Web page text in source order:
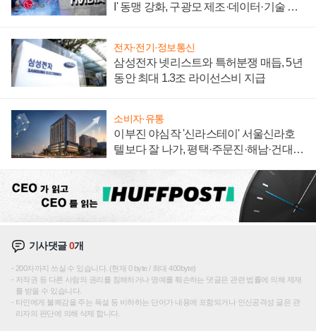
I' 동맹 강화, 구광모 제조·데이터·기술 결
전자·전기·정보통신
삼성전자 넷리스트와 특허분쟁 매듭, 5년
동안 최대 1.3조 라이선스비 지급
소비자·유통
이부진 야심작 '신라스테이' 서울신라호
텔보다 잘 나가, 평택·주문진·해남·건대로
기사댓글0개
200자까지 쓰실 수 있습니다. (현재 0 byte / 최대 400byte)
저작권 등 다른 사람의 권리를 침해하거나 명예를 훼손하는 댓글은 관련 법률에 의해 제재
를 받을 수 있습니다.
타인에게 불쾌감을 주는 욕설 등 비하하는 단어가 내용에 포함되거나 인신공격성 글은 관
리자의 판단에 의해 삭제 합니다.